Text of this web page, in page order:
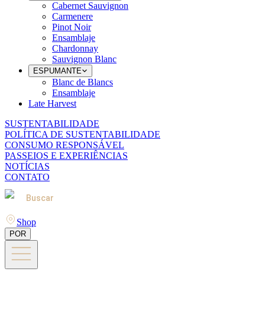
Cabernet Sauvignon
Carmenere
Pinot Noir
Ensamblaje
Chardonnay
Sauvignon Blanc
ESPUMANTE
Blanc de Blancs
Ensamblaje
Late Harvest
SUSTENTABILIDADE
POLÍTICA DE SUSTENTABILIDADE
CONSUMO RESPONSÁVEL
PASSEIOS E EXPERIÊNCIAS
NOTÍCIAS
CONTATO
Buscar
Shop
POR